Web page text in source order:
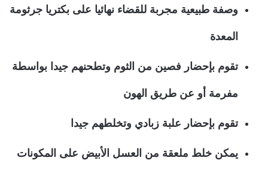
وصفة طبيعية مجربة للقضاء نهائيا على بكتريا جرثومة
المعدة
تقوم بإحضار فصين من الثوم وتطحنهم جيدا بواسطة
مفرمة أو عن طريق الهون
تقوم بإحضار علبة زبادي وتخلطهم جيدا
يمكن خلط ملعقة من العسل الأبيض على المكونات